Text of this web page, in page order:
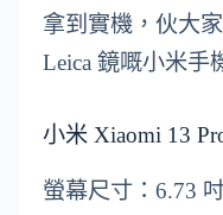
拿到實機，伙大
Leica 鏡嘅小米手
小米 Xiaomi 13
螢幕尺寸：6.73